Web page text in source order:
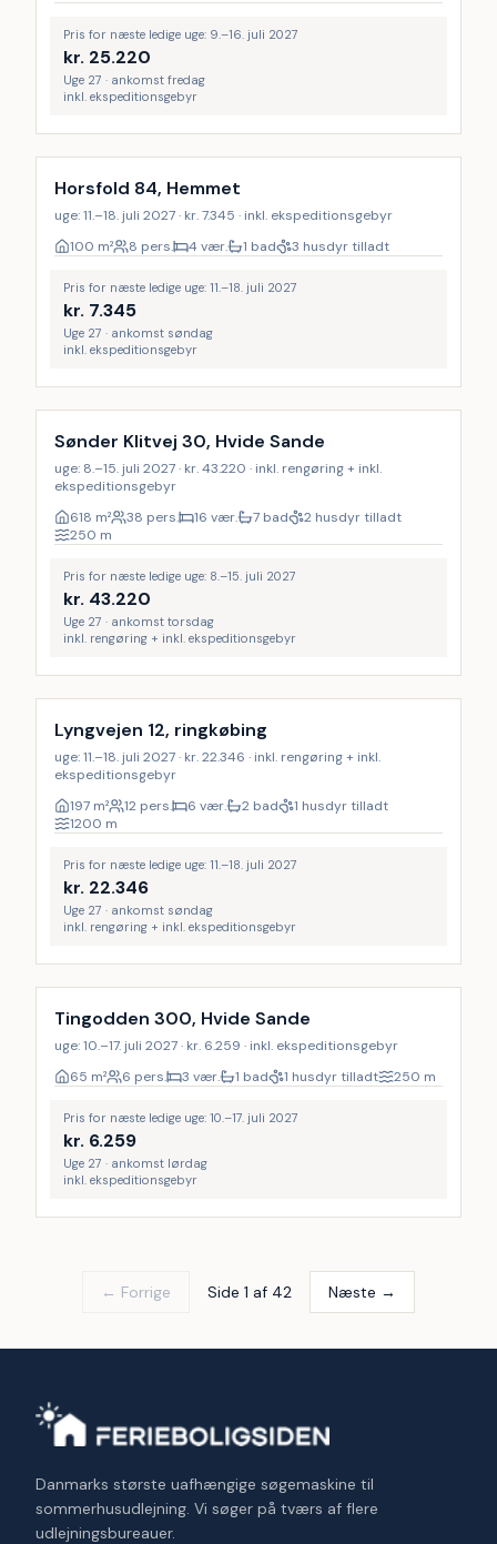
Pris for næste ledige uge: 9.–16. juli 2027
kr. 25.220
Uge 27 · ankomst fredag
inkl. ekspeditionsgebyr
Horsfold 84, Hemmet
uge: 11.–18. juli 2027 · kr. 7.345 · inkl. ekspeditionsgebyr
100 m² 8 pers. 4 vær. 1 bad 3 husdyr tilladt
Pris for næste ledige uge: 11.–18. juli 2027
kr. 7.345
Uge 27 · ankomst søndag
inkl. ekspeditionsgebyr
Inkl. rengøring
Sønder Klitvej 30, Hvide Sande
uge: 8.–15. juli 2027 · kr. 43.220 · inkl. rengøring + inkl.
ekspeditionsgebyr
618 m² 38 pers. 16 vær. 7 bad
2 husdyr tilladt
250 m
Pris for næste ledige uge: 8.–15. juli 2027
kr. 43.220
Uge 27 · ankomst torsdag
inkl. rengøring + inkl. ekspeditionsgebyr
Inkl. rengøring
Lyngvejen 12, ringkøbing
uge: 11.–18. juli 2027 · kr. 22.346 · inkl. rengøring + inkl.
ekspeditionsgebyr
197 m² 12 pers. 6 vær. 2 bad
1 husdyr tilladt
1200 m
Pris for næste ledige uge: 11.–18. juli 2027
kr. 22.346
Uge 27 · ankomst søndag
inkl. rengøring + inkl. ekspeditionsgebyr
Tingodden 300, Hvide Sande
uge: 10.–17. juli 2027 · kr. 6.259 · inkl. ekspeditionsgebyr
65 m² 6 pers. 3 vær. 1 bad 1 husdyr tilladt 250 m
Pris for næste ledige uge: 10.–17. juli 2027
kr. 6.259
Uge 27 · ankomst lørdag
inkl. ekspeditionsgebyr
← Forrige Side 1 af 42 Næste →
Danmarks største uafhængige søgemaskine til
sommerhusudlejning. Vi søger på tværs af flere
udlejningsbureauer.